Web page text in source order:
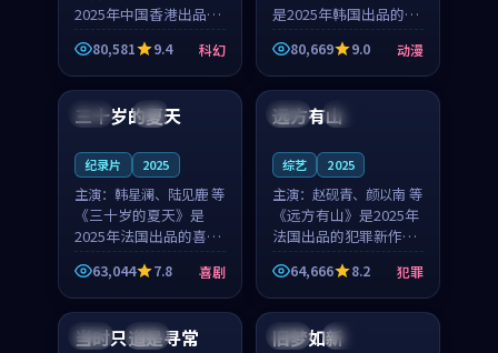
2025年中国香港出品的
科幻新作，主创团队希
望用城市夜归人的故事
让观众停下来想一想。
朴艺珍领衔，沐子瑜担
任重要角色，郑书延的
80,581 9.4 科幻
是2025年韩国出品的动
漫新作，主创团队希望
用高考往事的故事让观
众停下来想一想。邵知
重要角色，谢承南的
80,669 9.0 动漫
法国 4K
三十岁的夏天
纪录片 2025
主演： 韩星澜、陆见鹿 等
《三十岁的夏天》是
2025年法国出品的喜剧
新作，主创团队希望用
深夜电台的故事让观众
停下来想一想。韩星澜
角色，山田纯一的叙事
63,044 7.8 喜剧
法国 独播
远方有山
综艺 2025
主演： 赵砚青、颜以南 等
《远方有山》是2025年
法国出品的犯罪新作，
主创团队希望用高校追
梦的故事让观众停下来
想一想。赵砚青领衔，
颜以南担任重要角色，
山田纯一的叙事节奏
64,666 8.2 犯罪
泰国 杜比
当时只道是寻常 中国 高分
旧梦如新